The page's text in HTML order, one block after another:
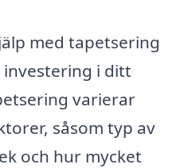
med tapetsering
investering i ditt
varierar
såsom typ av
och hur mycket